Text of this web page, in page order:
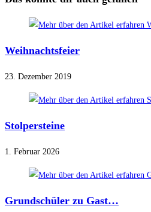
Weihnachtsfeier
23. Dezember 2019
Stolpersteine
1. Februar 2026
Grundschüler zu Gast…